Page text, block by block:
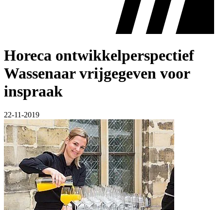
Horeca ontwikkelperspectief
Wassenaar vrijgegeven voor
inspraak
22-11-2019